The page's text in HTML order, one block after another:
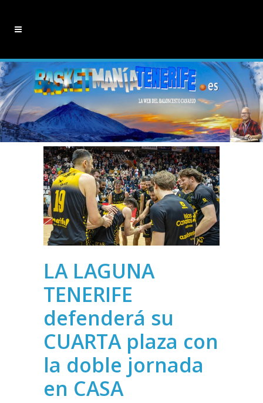
LA LAGUNA
TENERIFE
defenderá su
CUARTA plaza con
la doble jornada
en CASA